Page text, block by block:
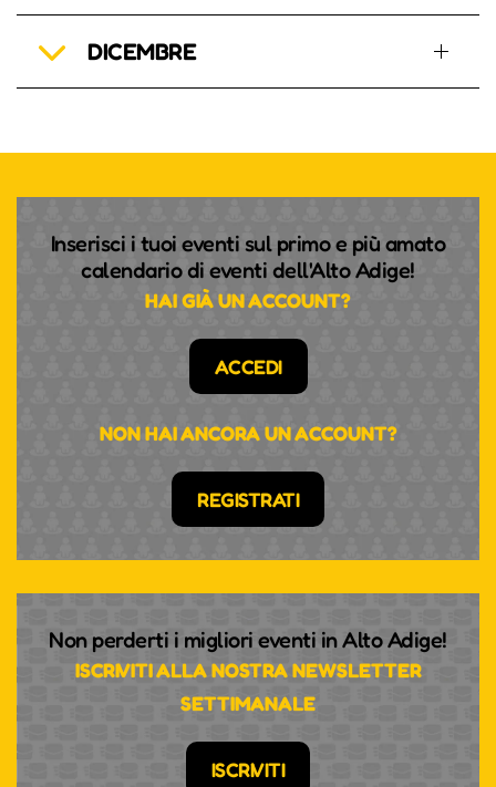
DICEMBRE
Inserisci i tuoi eventi sul primo e più amato
calendario di eventi dell'Alto Adige!
HAI GIÀ UN ACCOUNT?
ACCEDI
NON HAI ANCORA UN ACCOUNT?
REGISTRATI
Non perderti i migliori eventi in Alto Adige!
ISCRIVITI ALLA NOSTRA NEWSLETTER
SETTIMANALE
ISCRIVITI